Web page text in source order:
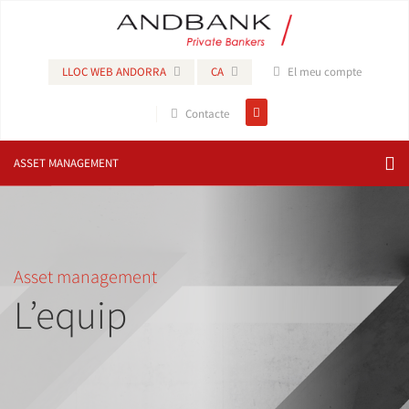
LLOC WEB ANDORRA CA El meu compte
Contacte
ASSET MANAGEMENT
Asset management
L’equip